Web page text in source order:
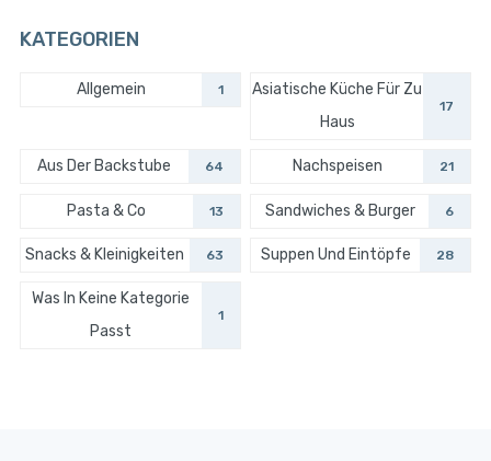
KATEGORIEN
Allgemein 1
Asiatische Küche Für Zu
Haus
17
Aus Der Backstube 64 Nachspeisen 21
Pasta & Co 13 Sandwiches & Burger 6
Snacks & Kleinigkeiten 63 Suppen Und Eintöpfe 28
Was In Keine Kategorie
Passt
1